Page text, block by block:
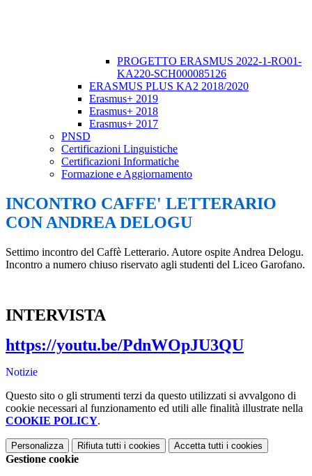
PROGETTO ERASMUS 2022-1-RO01-
KA220-SCH000085126
ERASMUS PLUS KA2 2018/2020
Erasmus+ 2019
Erasmus+ 2018
Erasmus+ 2017
PNSD
Certificazioni Linguistiche
Certificazioni Informatiche
Formazione e Aggiornamento
INCONTRO CAFFE' LETTERARIO
CON ANDREA DELOGU
Settimo incontro del Caffè Letterario. Autore ospite Andrea Delogu.
Incontro a numero chiuso riservato agli studenti del Liceo Garofano.
INTERVISTA
https://youtu.be/PdnWOpJU3QU
Notizie
Questo sito o gli strumenti terzi da questo utilizzati si avvalgono di
cookie necessari al funzionamento ed utili alle finalità illustrate nella
COOKIE POLICY.
Personalizza Rifiuta tutti i cookies Accetta tutti i cookies
Gestione cookie